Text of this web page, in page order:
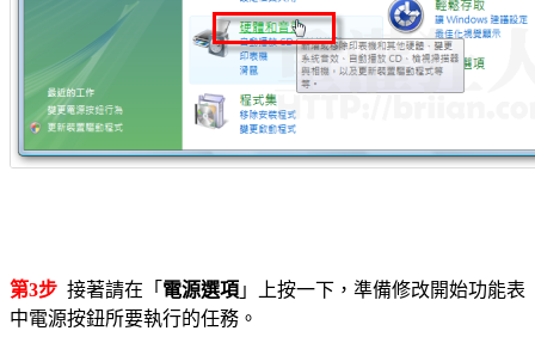
第3步 接著請在「 電源選項 」上按一下，準備修改開始功能表
中電源按鈕所要執行的任務。